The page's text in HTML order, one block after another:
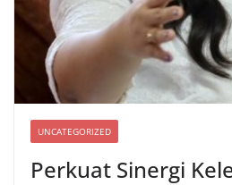
UNCATEGORIZED
Perkuat Sinergi